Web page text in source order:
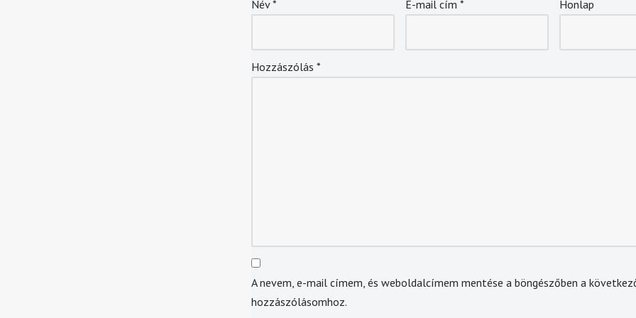
Név* E-mail cím * Honlap
Hozzászólás *
A nevem, e-mail címem, és weboldalcímem mentése a böngészőben a
hozzászólásomhoz.